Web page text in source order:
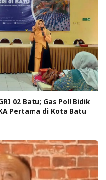
02 Batu; Gas Pol! Bidik
Pertama di Kota Batu